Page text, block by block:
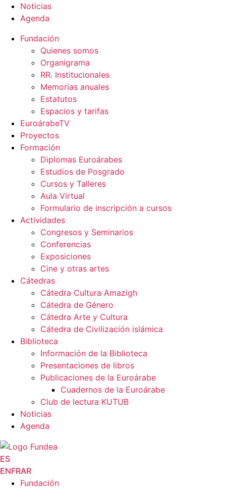
Noticias
Agenda
Fundación
Quienes somos
Organigrama
RR. Institucionales
Memorias anuales
Estatutos
Espacios y tarifas
EuroárabeTV
Proyectos
Formación
Diplomas Euroárabes
Estudios de Posgrado
Cursos y Talleres
Aula Virtual
Formulario de inscripción a cursos
Actividades
Congresos y Seminarios
Conferencias
Exposiciones
Cine y otras artes
Cátedras
Cátedra Cultura Amazigh
Cátedra de Género
Cátedra Arte y Cultura
Cátedra de Civilización islámica
Biblioteca
Información de la Biblioteca
Presentaciones de libros
Publicaciones de la Euroárabe
Cuadernos de la Euroárabe
Club de lectura KUTUB
Noticias
Agenda
ES
ENFRAR
Fundación